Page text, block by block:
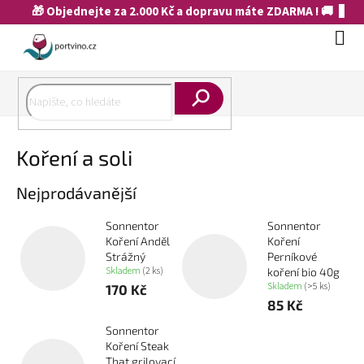
na
🎁 Objednejte za 2.000 Kč a dopravu máte ZDARMA ! 🚚
Koření a soli
Nejprodávanější
Sonnentor
Koření Anděl
Strážný
Skladem (2 ks)
170 Kč
Sonnentor
Koření
Perníkové
koření bio 40g
Skladem (>5 ks)
85 Kč
Sonnentor
Koření Steak